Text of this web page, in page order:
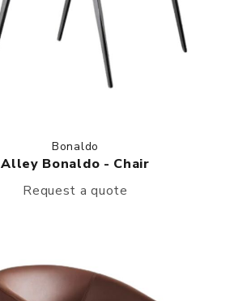
Bonaldo
Alley Bonaldo - Chair
Request a quote